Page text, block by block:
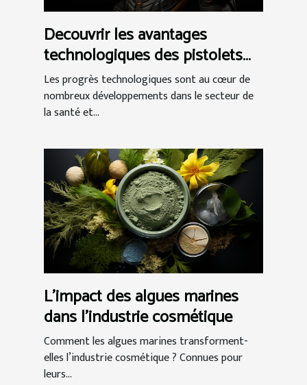
Decouvrir les avantages
technologiques des pistolets
de massage
Les progrès technologiques sont au cœur de
nombreux développements dans le secteur de
la santé et...
L'impact des algues marines
dans l'industrie cosmétique
Comment les algues marines transforment-
elles l’industrie cosmétique ? Connues pour
leurs...